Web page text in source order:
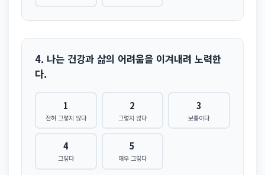
4. 나는 건강과 삶의 어려움을 이겨내려 노력한
다.
1
전혀 그렇지 않다
2
그렇지 않다
3
보통이다
4
그렇다
5
매우 그렇다